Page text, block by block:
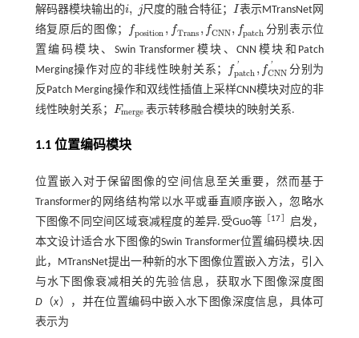
解码器模块输出的i, j
i, 尺度的融合特征； I
I 表示MTransNet网
络复原后的图像；
fposition , fTrans , fCNN, fpatch
fpositon, fTrans, f CNN,fp atch
分别表示位
置编码模块、Swin Transformer模块、CNN模块和Patch
Merging操作对应的非线性映射关系；
f '
patch , f '
CNN
fpatch ',fCNN' 分别为
反Patch Merging操作和双线性插值上采样CNN模块对应的非
线性映射关系； Fmerge
Fmerge表示转移融合模块的映射关系.
1.1 位置编码模块
位置嵌入对于保留图像的空间信息至关重要，然而基于
Transformer的网络结构常以水平或垂直顺序嵌入，忽略水
下图像不同空间区域衰减程度的差异.受Guo等
17
启发，
本文设计适合水下图像的Swin Transformer位置编码模块.因
此，MTransNet提出一种新的水下图像位置嵌入方法，引入
与水下图像衰减相关的先验信息，获取水下图像深度图
D（x ），并在位置编码中嵌入水下图像深度信息，具体可
表示为